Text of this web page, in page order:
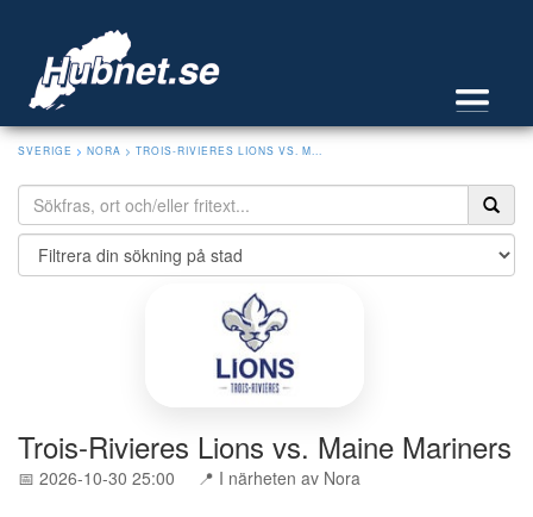
SVERIGE > NORA > TROIS-RIVIERES LIONS VS. M...
Trois-Rivieres Lions vs. Maine Mariners
📅 2026-10-30 25:00 📍 I närheten av Nora